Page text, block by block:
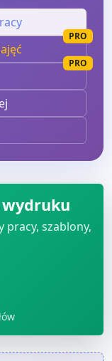
PRO
PRO
wydruku
pracy, szablony,